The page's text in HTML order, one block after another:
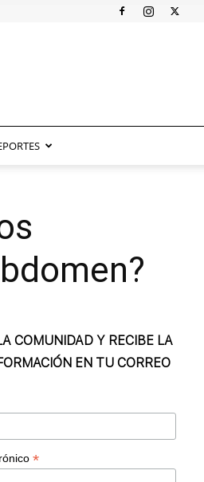
COMUNIDAD Y RECIBE LA
EN TU CORREO
*